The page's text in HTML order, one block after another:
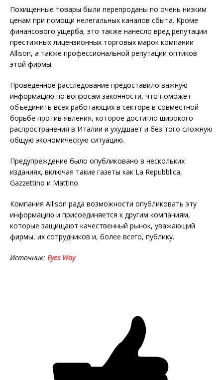
Похищенные товары были перепроданы по очень низким
ценам при помощи нелегальных каналов сбыта. Кроме
финансового ущерба, это также нанесло вред репутации
престижных лицензионных торговых марок компании
Allison, а также профессиональной репутации оптиков
этой фирмы.
Проведенное расследование предоставило важную
информацию по вопросам законности, что поможет
объединить всех работающих в секторе в совместной
борьбе против явления, которое достигло широкого
распространения в Италии и ухудшает и без того сложную
общую экономическую ситуацию.
Предупреждение было опубликовано в нескольких
изданиях, включая такие газеты как La Repubblica,
Gazzettino и Mattino.
Компания Allison рада возможности опубликовать эту
информацию и присоединяется к другим компаниям,
которые защищают качественный рынок, уважающий
фирмы, их сотрудников и, более всего, публику.
Источник: Eyes Way